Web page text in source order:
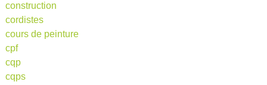
construction
cordistes
cours de peinture
cpf
cqp
cqps